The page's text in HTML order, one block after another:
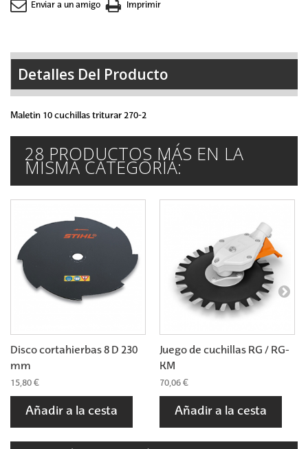
Enviar a un amigo Imprimir
Detalles Del Producto
Maletin 10 cuchillas triturar 270-2
28 PRODUCTOS MÁS EN LA
MISMA CATEGORÍA:
Disco cortahierbas 8 D 230
mm
15,80 €
Añadir a la cesta
Juego de cuchillas RG / RG-
KM
70,06 €
Añadir a la cesta